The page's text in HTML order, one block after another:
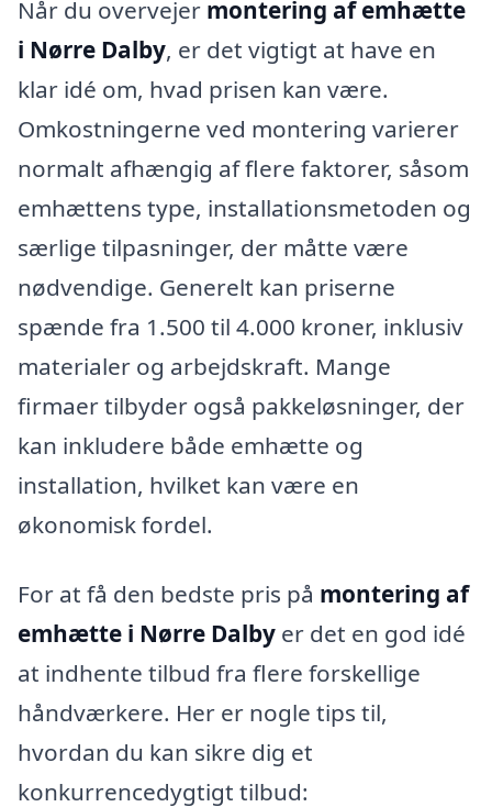
Når du overvejer montering af emhætte
i Nørre Dalby, er det vigtigt at have en
klar idé om, hvad prisen kan være.
Omkostningerne ved montering varierer
normalt afhængig af flere faktorer, såsom
emhættens type, installationsmetoden og
særlige tilpasninger, der måtte være
nødvendige. Generelt kan priserne
spænde fra 1.500 til 4.000 kroner, inklusiv
materialer og arbejdskraft. Mange
firmaer tilbyder også pakkeløsninger, der
kan inkludere både emhætte og
installation, hvilket kan være en
økonomisk fordel.
For at få den bedste pris på montering af
emhætte i Nørre Dalby er det en god idé
at indhente tilbud fra flere forskellige
håndværkere. Her er nogle tips til,
hvordan du kan sikre dig et
konkurrencedygtigt tilbud: